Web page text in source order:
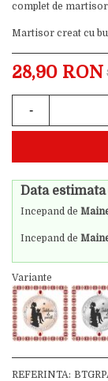
complet de
Martisor creat cu
28,90 RON
-
Data
Incepand de
Incepand de
Variante
REFERINTA: